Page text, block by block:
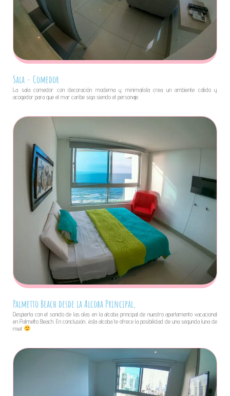
Sala - Comedor
La sala comedor con decoración moderna y minimalista crea un ambiente cálido y
acogedor para que el mar caribe siga siendo el personaje.
Palmetto Beach desde la Alcoba Principal,
Despierta con el sonido de las olas en la alcoba principal de nuestro apartamento vacacional
en Palmetto Beach. En conclusión, ésta alcoba te ofrece la posibilidad de una segunda luna de
miel